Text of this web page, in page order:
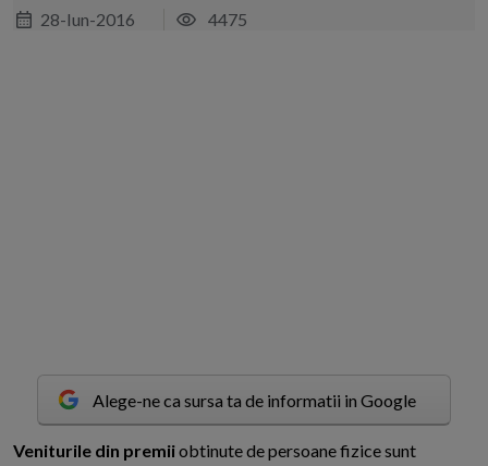
28-Iun-2016 4475
Alege-ne ca sursa ta de informatii in Google
Veniturile din premiiobtinute de persoane fizice sunt